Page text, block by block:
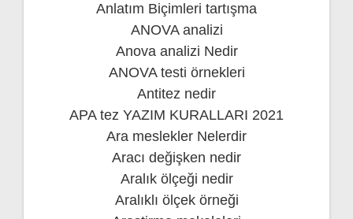
Anlatım Biçimleri tartışma
ANOVA analizi
Anova analizi Nedir
ANOVA testi örnekleri
Antitez nedir
APA tez YAZIM KURALLARI 2021
Ara meslekler Nelerdir
Aracı değişken nedir
Aralık ölçeği nedir
Aralıklı ölçek örneği